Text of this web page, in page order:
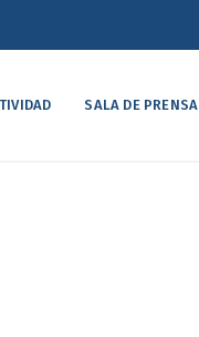
SALA DE PRENSA